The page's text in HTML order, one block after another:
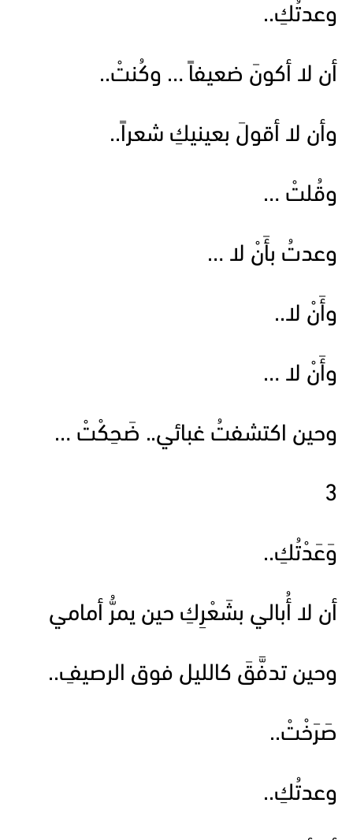
وعدتُكِ..
أن لا أكونَ ضعيفاً … وكُنتْ..
وأن لا أقولَ بعينيكِ شعراً..
وقُلتْ …
وعدتُ بأَنْ لا …
وأَنْ لا..
وأَنْ لا …
وحين اكتشفتُ غبائي.. ضَحِكْتْ …
3
وَعَدْتُكِ..
أن لا أُبالي بشَعْرِكِ حين يمرُّ أمامي
وحين تدفَّقَ كالليل فوق الرصيفِ..
صَرَخْتْ..
وعدتُكِ..